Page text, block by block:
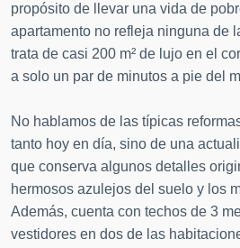
propósito de llevar una vida de
apartamento no refleja ninguna de
trata de casi 200 m² de lujo en el
a solo un par de minutos a pie del
No hablamos de las típicas
tanto hoy en día, sino de una
que conserva algunos detalles
hermosos azulejos del suelo y los
Además, cuenta con techos de 3
vestidores en dos de las